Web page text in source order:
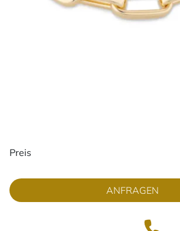
Preisinformationen
Preis
ANFRAGEN